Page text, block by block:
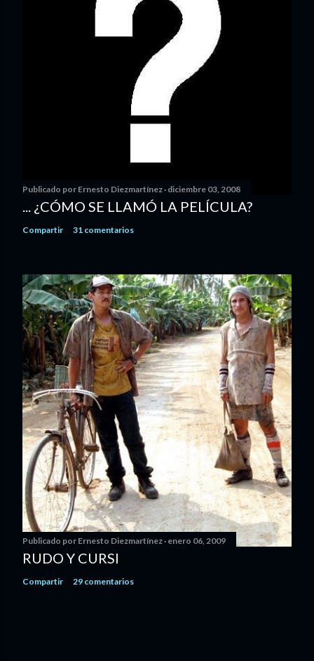
Publicado por Ernesto Diezmartínez diciembre 03, 2008
... ¿CÓMO SE LLAMÓ LA PELÍCULA?
Compartir 31 comentarios
Publicado por Ernesto Diezmartínez enero 06, 2009
RUDO Y CURSI
Compartir 29 comentarios